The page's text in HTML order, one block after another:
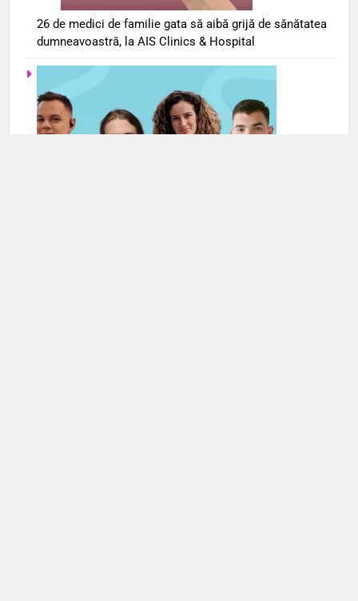
26 de medici de familie gata să aibă grijă de sănătatea
dumneavoastră, la AIS Clinics & Hospital